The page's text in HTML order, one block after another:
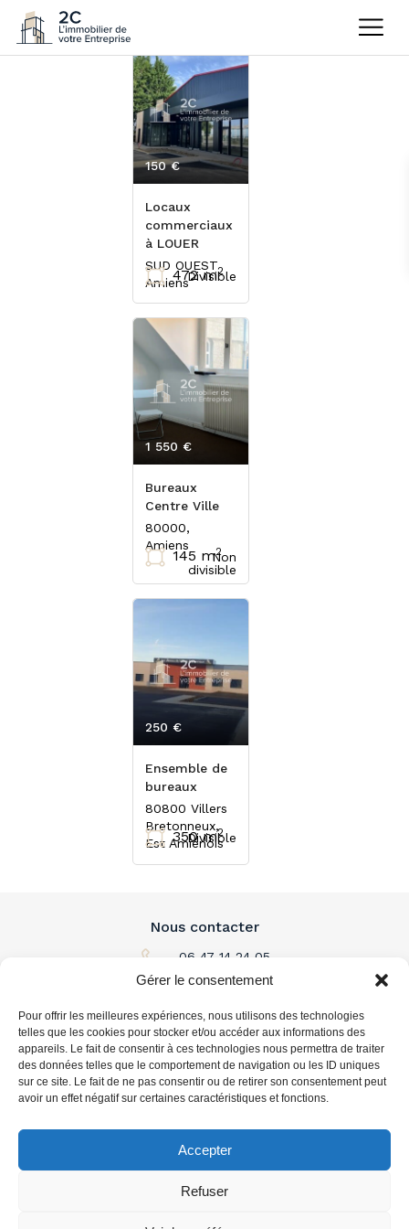
Gérer le consentement
Pour offrir les meilleures expériences, nous utilisons des technologies
telles que les cookies pour stocker et/ou accéder aux informations des
appareils. Le fait de consentir à ces technologies nous permettra de traiter
des données telles que le comportement de navigation ou les ID uniques
sur ce site. Le fait de ne pas consentir ou de retirer son consentement peut
avoir un effet négatif sur certaines caractéristiques et fonctions.
Accepter
Refuser
Locaux
commerciaux
à LOUER
Divisible
150 €
SUD OUEST
Amiens472 m2
Bureaux
Centre Ville
Non
divisible
1 550 €
80000,
Amiens
145 m2
Ensemble de
bureaux
Divisible
250 €
80800 Villers
Bretonneux,
Est Amiénois
350 m2
L'immobilier à louer
L'immobilier à acheter
Nous contacter
06 47 14 24 05
Par email